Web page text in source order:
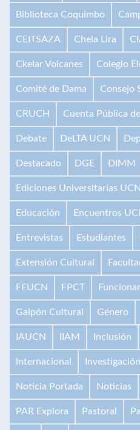
Biblioteca Coquimbo
CEITSAZA Chela Lira
Ckelar Volcanes Colegio
Comité de Dama Consejo
CRUCH Cuenta Pública
Debate DeLTA UCN
Destacado DGE DIMM
Ediciones Universitarias UCN
Educación Encuentros
Entrevistas Estudiantes
Extensión Cultural
FEUCN FPCT
Galpón Cultural Género
IAUCN IIAM Inclusión
Internacional Investigación
Noticia Portada Noticias
PAR Explora Pastoral